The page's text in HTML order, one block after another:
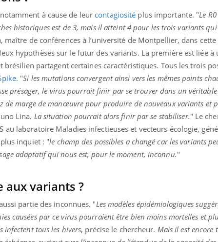
à cause de leur contagiosité plus importante. "Le
historiques est de 3, mais il atteint 4 pour les trois variants
maître de conférences à l’université de Montpellier, dans
hypothèses sur le futur des variants. La première est liée à
partagent certaines caractéristiques. Tous les trois
. "Si les mutations convergent ainsi vers les mêmes points
présager, le virus pourrait finir par se trouver dans un
de marge de manœuvre pour produire de nouveaux variants et
Lina. La situation pourrait alors finir par se stabiliser." Le
au laboratoire Maladies infectieuses et vecteurs écologie,
inquiet : "le champ des possibles a changé car les variants
adaptatif qui nous est, pour le moment, inconnu."
aux variants ?
partie des inconnues. "Les modèles épidémiologiques
causées par ce virus pourraient être bien moins mortelles et
infectent tous les hivers, précise le chercheur. Mais il est